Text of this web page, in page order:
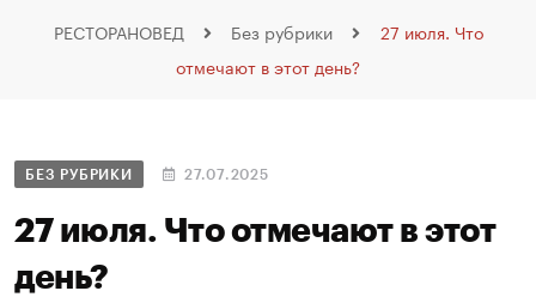
РЕСТОРАНОВЕД Без рубрики
27 июля. Что
отмечают в этот день?
БЕЗ РУБРИКИ 27.07.2025
27 июля. Что отмечают в этот
день?